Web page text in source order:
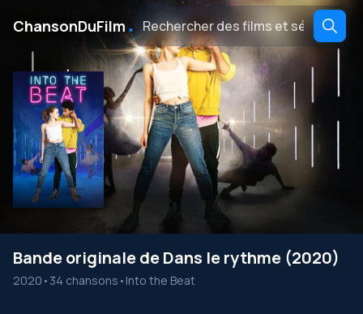
ChansonDuFilm ․
Bande originale de Dans le rythme (2020)
2020 • 34 chansons • Into the Beat